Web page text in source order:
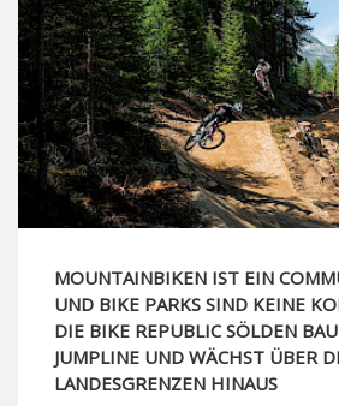
MOUNTAINBIKEN IST EIN
UND BIKE PARKS SIND KEINE
DIE BIKE REPUBLIC SÖLDEN
JUMPLINE UND WÄCHST ÜBER
LANDESGRENZEN HINAUS